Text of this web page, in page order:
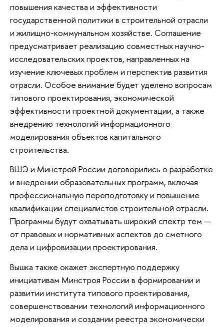
повышения качества и эффективности
государственной политики в строительной отрасли
и жилищно-коммунальном хозяйстве. Соглашение
предусматривает реализацию совместных научно-
исследовательских проектов, направленных на
изучение ключевых проблем и перспектив развития
отрасли. Особое внимание будет уделено вопросам
типового проектирования, экономической
эффективности проектной документации, а также
внедрению технологий информационного
моделирования объектов капитального
строительства.
ВШЭ и Минстрой России договорились о разработке
и внедрении образовательных программ, включая
профессиональную переподготовку и повышение
квалификации специалистов строительной отрасли.
Программы будут охватывать широкий спектр тем —
от правовых и нормативных аспектов до сметного
дела и цифровизации проектирования.
Вышка также окажет экспертную поддержку
инициативам Минстроя России в формировании и
развитии института типового проектирования,
совершенствовании технологий информационного
моделирования и создании реестра экономически